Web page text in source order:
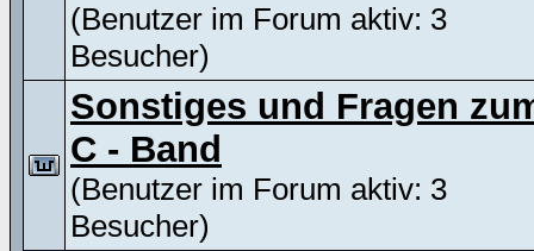
(Benutzer im Forum aktiv: 3
Besucher)
Sonstiges und Fragen
C - Band
(Benutzer im Forum aktiv: 3
Besucher)